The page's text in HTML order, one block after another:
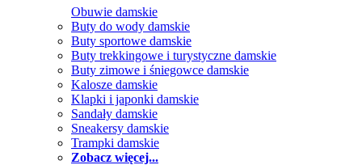
Obuwie damskie
Buty do wody damskie
Buty sportowe damskie
Buty trekkingowe i turystyczne damskie
Buty zimowe i śniegowce damskie
Kalosze damskie
Klapki i japonki damskie
Sandały damskie
Sneakersy damskie
Trampki damskie
Zobacz więcej...